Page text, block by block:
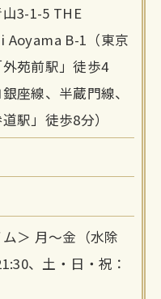
3-1-5 THE
Aoyama B-1（東京
苑前駅」徒歩4
座線、半蔵門線、
駅」徒歩8分）
＞ 月～金（水除
、土・日・祝：